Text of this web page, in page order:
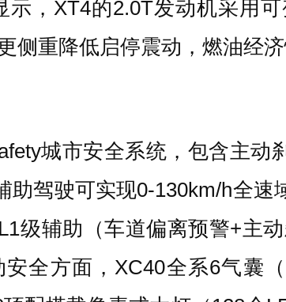
，XT4的2.0T发动机采用
侧重降低启停震动，燃油经济
城市安全系统，包含主动
驾驶可实现0-130km/h全速
级辅助（车道偏离预警+主
全方面，XC40全系6气囊